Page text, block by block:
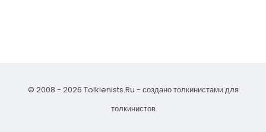
© 2008 - 2026 Tolkienists.Ru - создано толкинистами для
толкинистов